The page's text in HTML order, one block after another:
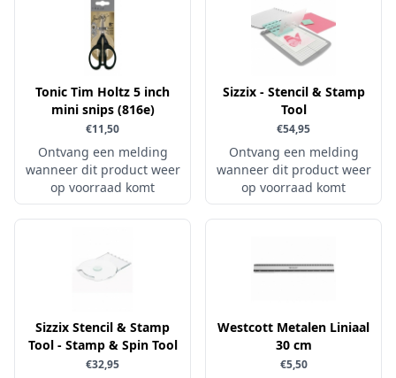
Little Birdie
Maja Design
Marij Rahder
Memento
Mintay
Morgana Fantasy
Nellie Snellen
Nellie's Choice
Nuvo
Paper Boutique
Paper Favourites
Tonic Tim Holtz 5 inch
mini snips (816e)
€11,50
Ontvang een melding
wanneer dit product weer
op voorraad komt
Sizzix - Stencil & Stamp
Tool
€54,95
Ontvang een melding
wanneer dit product weer
op voorraad komt
Sizzix Stencil & Stamp
Tool - Stamp & Spin Tool
€32,95
Westcott Metalen Liniaal
30 cm
€5,50